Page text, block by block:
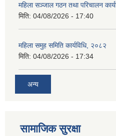
महिला सञ्जाल गठन तथा परिचालन
मिति: 04/08/2026 - 17:40
महिला समुह समिति कार्यविधि, २०८२
मिति: 04/08/2026 - 17:34
अन्य
सामाजिक सुरक्षा